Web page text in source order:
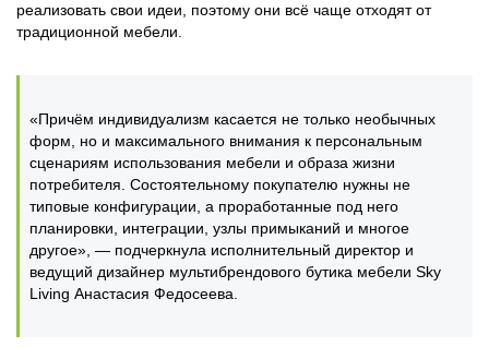
реализовать свои идеи, поэтому они всё чаще отходят от
традиционной мебели.
«Причём индивидуализм касается не только необычных
форм, но и максимального внимания к персональным
сценариям использования мебели и образа жизни
потребителя. Состоятельному покупателю нужны не
типовые конфигурации, а проработанные под него
планировки, интеграции, узлы примыканий и многое
другое», — подчеркнула исполнительный директор и
ведущий дизайнер мультибрендового бутика мебели Sky
Living Анастасия Федосеева.